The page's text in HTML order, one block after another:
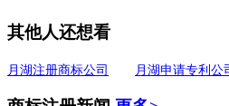
其他人还想看
月湖注册商标公司 月湖申请专利公